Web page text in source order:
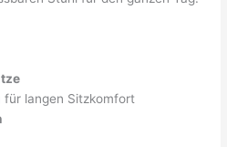
für langen Sitzkomfort